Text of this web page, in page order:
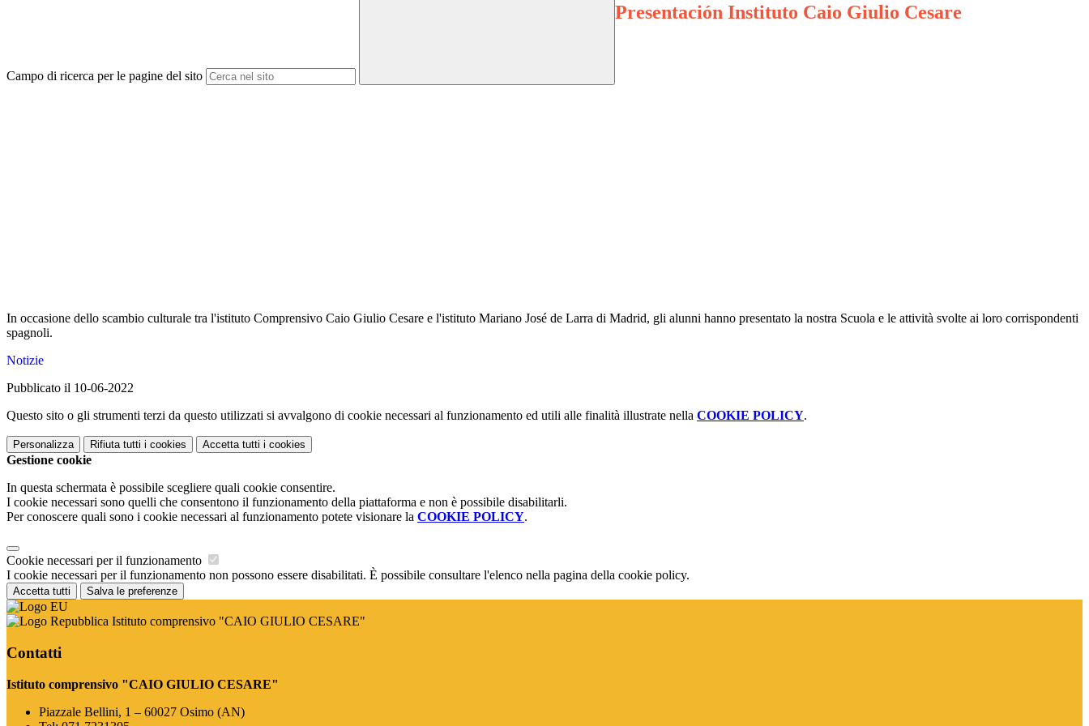
Campo di ricerca per le pagine del sito
Presentación Instituto Caio Giulio Cesare
In occasione dello scambio culturale tra l'istituto Comprensivo Caio Giulio Cesare e l'istituto Mariano José de Larra di Madrid, gli alunni hanno presentato la nostra Scuola e le attività svolte ai loro corrispondenti
spagnoli.
Notizie
Pubblicato il 10-06-2022
Questo sito o gli strumenti terzi da questo utilizzati si avvalgono di cookie necessari al funzionamento ed utili alle finalità illustrate nella COOKIE POLICY.
Personalizza Rifiuta tutti i cookies Accetta tutti i cookies
Gestione cookie
In questa schermata è possibile scegliere quali cookie consentire.
I cookie necessari sono quelli che consentono il funzionamento della piattaforma e non è possibile disabilitarli.
Per conoscere quali sono i cookie necessari al funzionamento potete visionare la COOKIE POLICY.
Cookie necessari per il funzionamento
I cookie necessari per il funzionamento non possono essere disabilitati. È possibile consultare l'elenco nella pagina della cookie policy.
Accetta tutti Salva le preferenze
Istituto comprensivo "CAIO GIULIO CESARE"
Contatti
Istituto comprensivo "CAIO GIULIO CESARE"
Piazzale Bellini, 1 – 60027 Osimo (AN)